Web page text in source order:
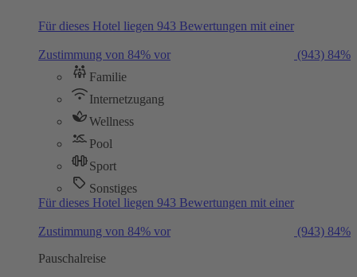
Für dieses Hotel liegen 943 Bewertungen mit einer
Zustimmung von 84% vor (943) 84%
Familie
Internetzugang
Wellness
Pool
Sport
Sonstiges
Für dieses Hotel liegen 943 Bewertungen mit einer
Zustimmung von 84% vor (943) 84%
Pauschalreise